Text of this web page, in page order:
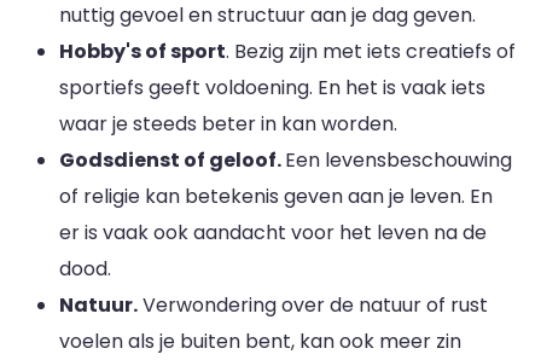
nuttig gevoel en structuur aan je dag geven.
Hobby's of sport. Bezig zijn met iets creatiefs of
sportiefs geeft voldoening. En het is vaak iets
waar je steeds beter in kan worden.
Godsdienst of geloof.Een levensbeschouwing
of religie kan betekenis geven aan je leven. En
er is vaak ook aandacht voor het leven na de
dood.
Natuur.Verwondering over de natuur of rust
voelen als je buiten bent, kan ook meer zin